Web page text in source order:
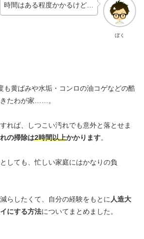
ぼく
時間はある程度かかるけど…
も黄ばみや水垢・コンロの油コゲなどの酷
たわが家……。
れば、しつこい汚れでも意外と落とせま
の掃除は2時間以上かかります。
しても、忙しい家庭にはかなりの負
らしたくて、自分の経験をもとに人造大
にする方法についてまとめました。